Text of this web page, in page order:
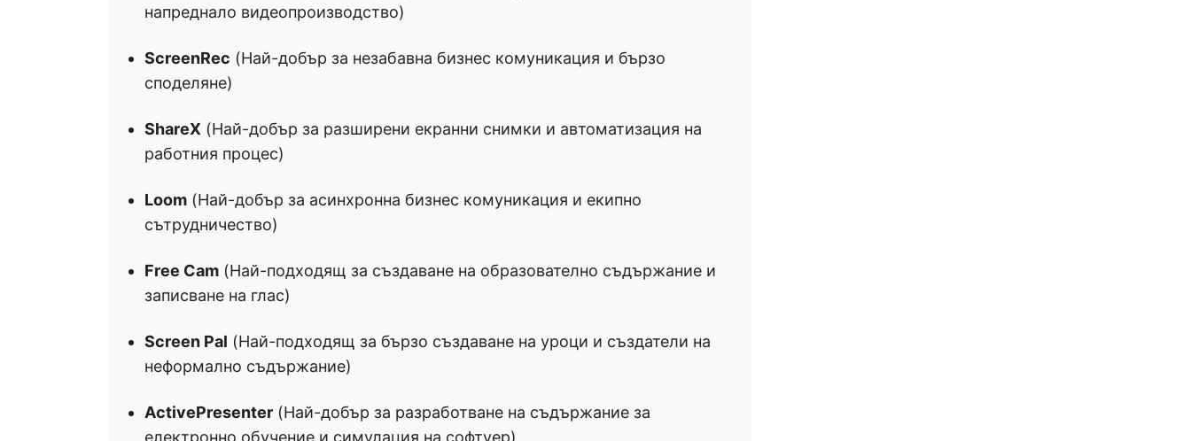
напреднало видеопроизводство)
ScreenRec (Най-добър за незабавна бизнес комуникация и бързо
споделяне)
ShareX (Най-добър за разширени екранни снимки и автоматизация на
работния процес)
Loom (Най-добър за асинхронна бизнес комуникация и екипно
сътрудничество)
Free Cam (Най-подходящ за създаване на образователно съдържание и
записване на глас)
Screen Pal (Най-подходящ за бързо създаване на уроци и създатели на
неформално съдържание)
ActivePresenter (Най-добър за разработване на съдържание за
електронно обучение и симулация на софтуер)